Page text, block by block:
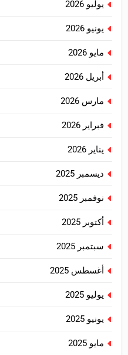
يوليو 2026
يونيو 2026
مايو 2026
أبريل 2026
مارس 2026
فبراير 2026
يناير 2026
ديسمبر 2025
نوفمبر 2025
أكتوبر 2025
سبتمبر 2025
أغسطس 2025
يوليو 2025
يونيو 2025
مايو 2025